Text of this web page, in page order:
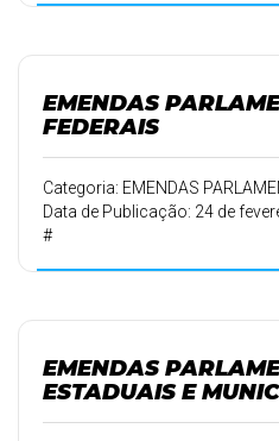
EMENDAS
FEDERAIS
Categoria: EMENDAS
Data de Publicação: 24 de
#
EMENDAS
ESTADUAIS E